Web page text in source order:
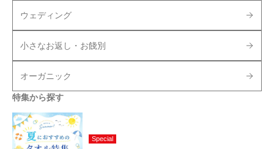
ウェディング
小さなお返し・お餞別
オーガニック
特集から探す
Special